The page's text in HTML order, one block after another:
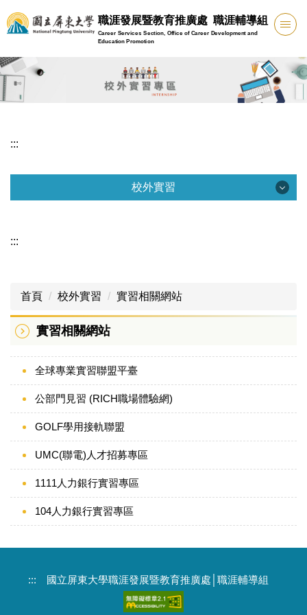
跳
到
要
內
職涯發展暨教育推廣處 職涯輔導組
Career Services Section, Office of Career Development and
Education Promotion
:::
校外實習
實習專責單位
實習流程｜程序說明
實習表單下載
實習團體保險
實習相關網站
:::
首頁 校外實習 實習相關網站
實習相關網站
全球專業實習聯盟平臺
公部門見習 (RICH職場體驗網)
GOLF學用接軌聯盟
UMC(聯電)人才招募專區
1111人力銀行實習專區
104人力銀行實習專區
::: 國立屏東大學職涯發展暨教育推廣處│職涯輔導組